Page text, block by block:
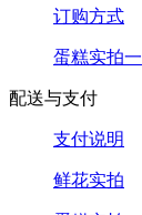
订购方式
蛋糕实拍一
配送与支付
支付说明
鲜花实拍